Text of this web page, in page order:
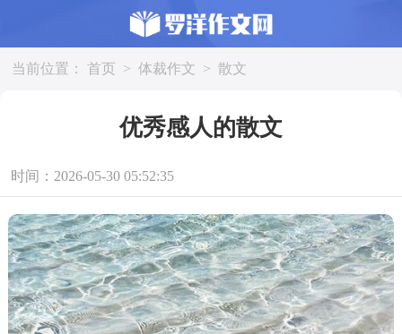
当前位置： 首页 > 体裁作文 > 散文
优秀感人的散文
时间：2026-05-30 05:52:35